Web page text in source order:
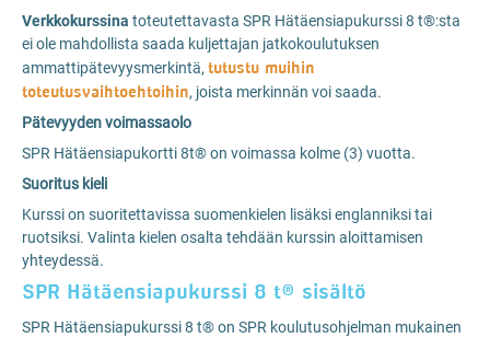
Verkkokurssina toteutettavasta SPR Hätäensiapukurssi 8 t®:sta
ei ole mahdollista saada kuljettajan jatkokoulutuksen
ammattipätevyysmerkintä, tutustu muihin
toteutusvaihtoehtoihin, joista merkinnän voi saada.
Pätevyyden voimassaolo
SPR Hätäensiapukortti 8t® on voimassa kolme (3) vuotta.
Suoritus kieli
Kurssi on suoritettavissa suomenkielen lisäksi englanniksi tai
ruotsiksi. Valinta kielen osalta tehdään kurssin aloittamisen
yhteydessä.
SPR Hätäensiapukurssi 8 t® sisältö
SPR Hätäensiapukurssi 8 t® on SPR koulutusohjelman mukainen